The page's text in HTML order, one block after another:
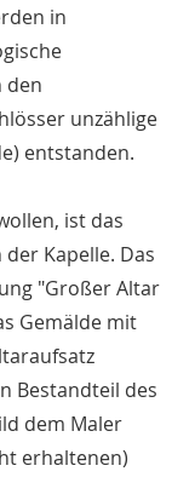
in
den
unzählige
entstanden.
ist das
Kapelle. Das
"Großer Altar
Gemälde mit
Bestandteil des
dem Maler
erhaltenen)